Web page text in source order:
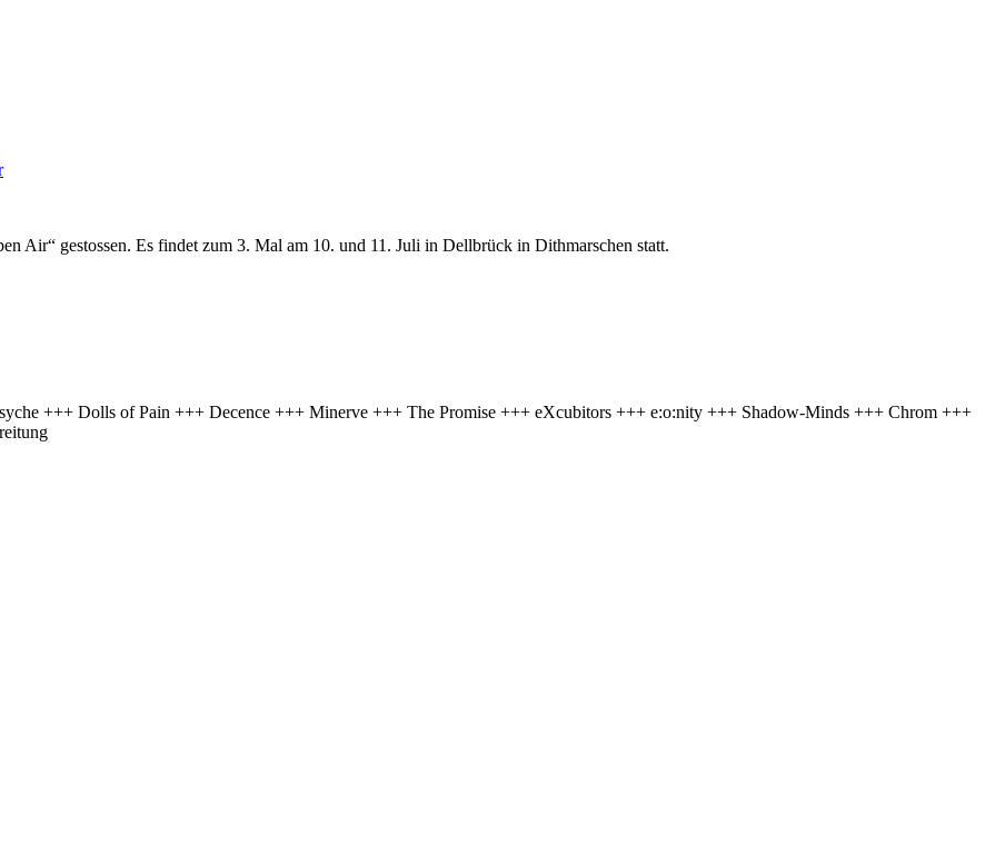
Air“ gestossen. Es findet zum 3. Mal am 10. und 11. Juli in Dellbrück in Dithmarschen statt.
+++ Dolls of Pain +++ Decence +++ Minerve +++ The Promise +++ eXcubitors +++ e:o:nity +++ Shadow-Minds +++ Chrom +++